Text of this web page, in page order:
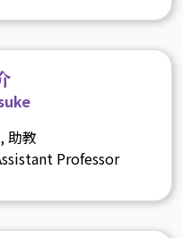
助教
Professor